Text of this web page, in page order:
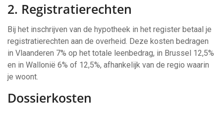
2. Registratierechten
Bij het inschrijven van de hypotheek in het register betaal je
registratierechten aan de overheid. Deze kosten bedragen
in Vlaanderen 7% op het totale leenbedrag, in Brussel 12,5%
en in Wallonië 6% of 12,5%, afhankelijk van de regio waarin
je woont.
Dossierkosten